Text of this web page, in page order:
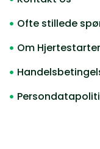
Ofte stillede
Om